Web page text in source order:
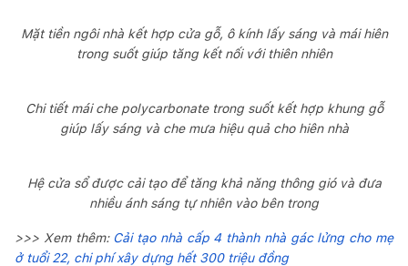
Mặt tiền ngôi nhà kết hợp cửa gỗ, ô kính lấy sáng và mái hiên
trong suốt giúp tăng kết nối với thiên nhiên
Chi tiết mái che polycarbonate trong suốt kết hợp khung gỗ
giúp lấy sáng và che mưa hiệu quả cho hiên nhà
Hệ cửa sổ được cải tạo để tăng khả năng thông gió và đưa
nhiều ánh sáng tự nhiên vào bên trong
>>> Xem thêm: Cải tạo nhà cấp 4 thành nhà gác lửng cho mẹ
ở tuổi 22, chi phí xây dựng hết 300 triệu đồng